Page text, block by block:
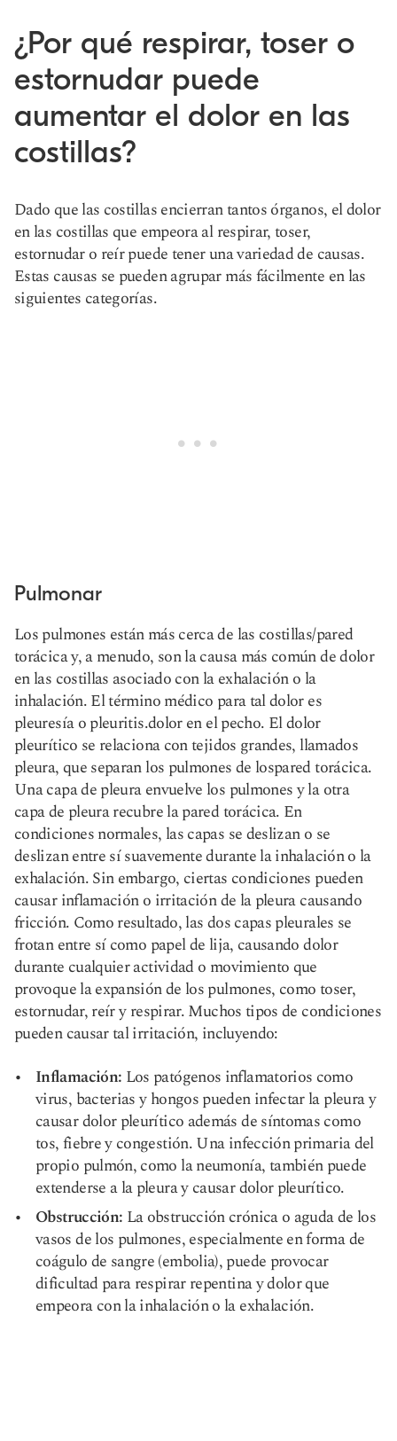
¿Por qué respirar, toser o
estornudar puede
aumentar el dolor en las
costillas?
Dado que las costillas encierran tantos órganos, el dolor
en las costillas que empeora al respirar, toser,
estornudar o reír puede tener una variedad de causas.
Estas causas se pueden agrupar más fácilmente en las
siguientes categorías.
Pulmonar
Los pulmones están más cerca de las costillas/pared
torácica y, a menudo, son la causa más común de dolor
en las costillas asociado con la exhalación o la
inhalación. El término médico para tal dolor es
pleuresía o pleuritis.dolor en el pecho. El dolor
pleurítico se relaciona con tejidos grandes, llamados
pleura, que separan los pulmones de lospared torácica.
Una capa de pleura envuelve los pulmones y la otra
capa de pleura recubre la pared torácica. En
condiciones normales, las capas se deslizan o se
deslizan entre sí suavemente durante la inhalación o la
exhalación. Sin embargo, ciertas condiciones pueden
causar inflamación o irritación de la pleura causando
fricción. Como resultado, las dos capas pleurales se
frotan entre sí como papel de lija, causando dolor
durante cualquier actividad o movimiento que
provoque la expansión de los pulmones, como toser,
estornudar, reír y respirar. Muchos tipos de condiciones
pueden causar tal irritación, incluyendo:
Inflamación: Los patógenos inflamatorios como
virus, bacterias y hongos pueden infectar la pleura y
causar dolor pleurítico además de síntomas como
tos, fiebre y congestión. Una infección primaria del
propio pulmón, como la neumonía, también puede
extenderse a la pleura y causar dolor pleurítico.
Obstrucción: La obstrucción crónica o aguda de los
vasos de los pulmones, especialmente en forma de
coágulo de sangre (embolia), puede provocar
dificultad para respirar repentina y dolor que
empeora con la inhalación o la exhalación.